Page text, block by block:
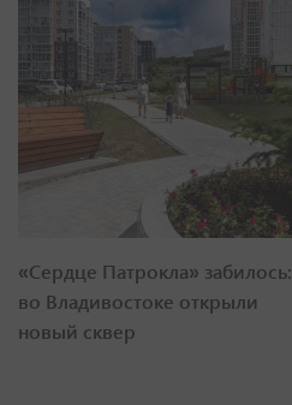
«Сердце Патрокла» забилось:
во Владивостоке открыли
новый сквер